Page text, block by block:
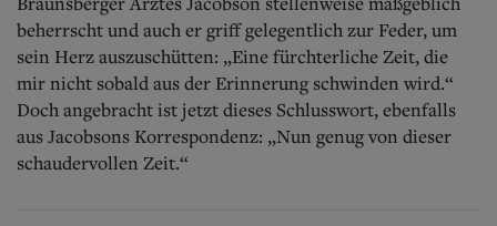
beherrscht und auch er griff gelegentlich zur Feder, um
sein Herz auszuschütten: „Eine fürchterliche Zeit, die
mir nicht sobald aus der Erinnerung schwinden wird.“
Doch angebracht ist jetzt dieses Schlusswort, ebenfalls
aus Jacobsons Korrespondenz: „Nun genug von dieser
schaudervollen Zeit.“